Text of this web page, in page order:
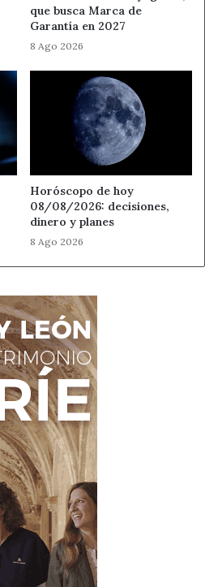
que busca Marca de
Garantía en 2027
8 Ago 2026
Horóscopo de hoy
08/08/2026: decisiones,
dinero y planes
8 Ago 2026